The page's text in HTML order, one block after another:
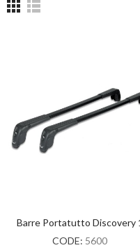
Barre Portatutto Discovery
CODE: 5600